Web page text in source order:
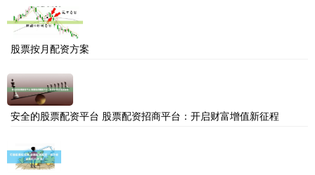
股票按月配资方案
安全的股票配资平台 股票配资招商平台：开启财富增值新征程